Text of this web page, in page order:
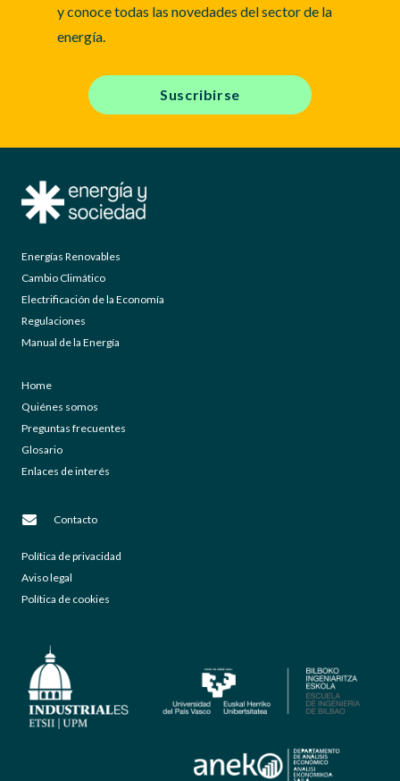
y conoce todas las novedades del sector de la
energía.
Suscribirse
Energías Renovables
Cambio Climático
Electrificación de la Economía
Regulaciones
Manual de la Energía
Home
Quiénes somos
Preguntas frecuentes
Glosario
Enlaces de interés
Contacto
Política de privacidad
Aviso legal
Política de cookies